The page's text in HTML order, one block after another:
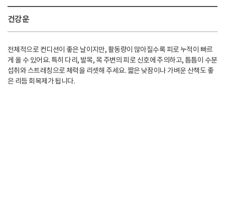
건강운
전체적으로 컨디션이 좋은 날이지만, 활동량이 많아질수록 피로 누적이 빠르
게 올 수 있어요. 특히 다리, 발목, 목 주변의 피로 신호에 주의하고, 틈틈이 수분
섭취와 스트레칭으로 체력을 리셋해 주세요. 짧은 낮잠이나 가벼운 산책도 좋
은 리듬 회복제가 됩니다.